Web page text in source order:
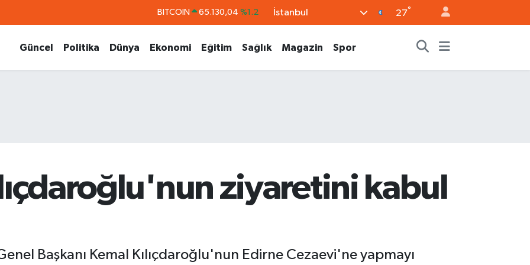
DOLAR 47,7106 %0.17
64,4046 %0.35
İstanbul 27°
Güncel Politika Dünya Ekonomi Eğitim Sağlık Magazin Spor
ziyaretini kabul
Başkanı Kemal Kılıçdaroğlu'nun Edirne Cezaevi'ne yapmayı